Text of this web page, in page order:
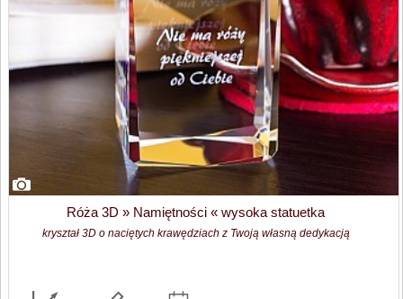
Róża 3D » Namiętności « wysoka statuetka
kryształ 3D o naciętych krawędziach z Twoją własną dedykacją